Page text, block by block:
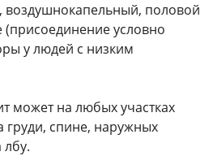
воздушнокапельный, половой
условно
у людей с низким
может на любых участках
груди, спине, наружных
лбу.